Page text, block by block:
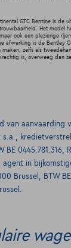
GTC Benzine is de
Het model
ook een plezierige
afwerking is de Bentley
maken, zelfs als
is, overweeg dan
van aanvaarding
s.a.,
BE 0445.781.316,
agent in
Brussel, BTW